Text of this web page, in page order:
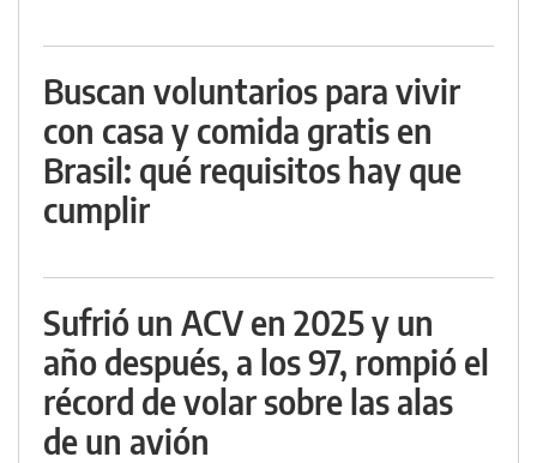
Buscan voluntarios para vivir
con casa y comida gratis en
Brasil: qué requisitos hay que
cumplir
Sufrió un ACV en 2025 y un
año después, a los 97, rompió el
récord de volar sobre las alas
de un avión